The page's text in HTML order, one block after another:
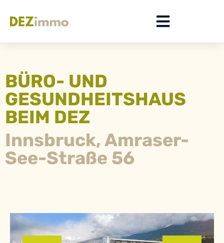
BÜRO- UND
GESUNDHEITSHAUS
BEIM DEZ
Innsbruck, Amraser-
See-Straße 56